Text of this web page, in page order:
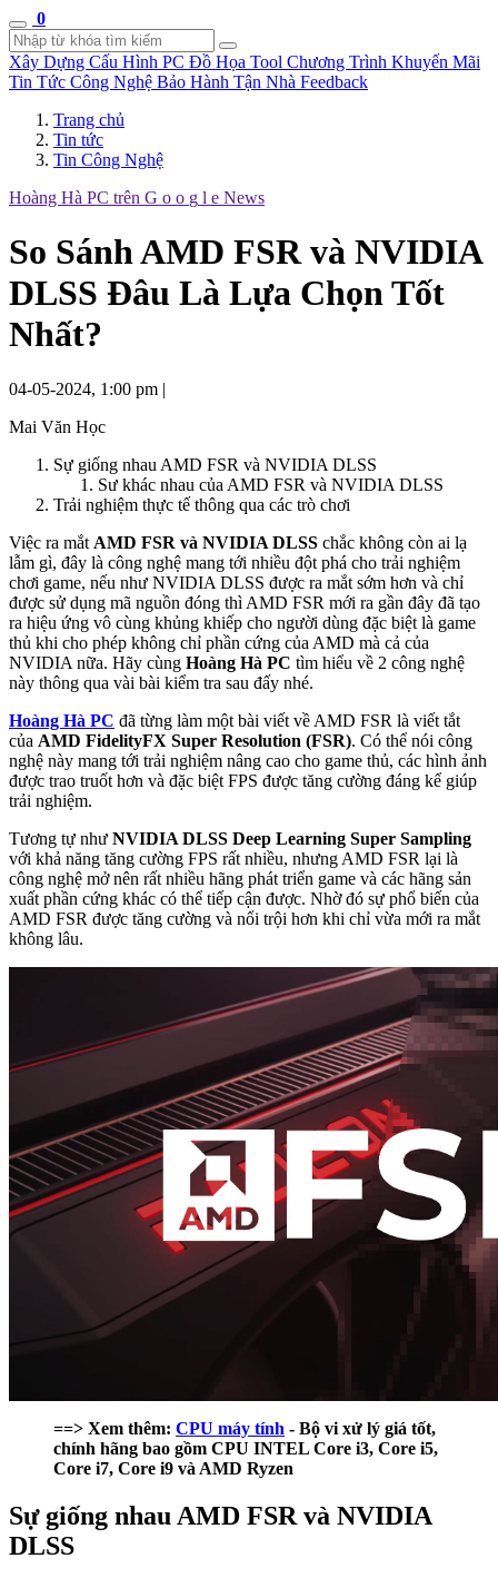
0
Xây Dựng Cấu Hình PC Đồ Họa Tool Chương Trình Khuyến Mãi
Tin Tức Công Nghệ Bảo Hành Tận Nhà Feedback
Trang chủ
Tin tức
Tin Công Nghệ
Hoàng Hà PC trên G o o g l e News
So Sánh AMD FSR và NVIDIA
DLSS Đâu Là Lựa Chọn Tốt
Nhất?
04-05-2024, 1:00 pm |
Mai Văn Học
Sự giống nhau AMD FSR và NVIDIA DLSS
Sư khác nhau của AMD FSR và NVIDIA DLSS
Trải nghiệm thực tế thông qua các trò chơi
Việc ra mắt AMD FSR và NVIDIA DLSS chắc không còn ai lạ
lẫm gì, đây là công nghệ mang tới nhiều đột phá cho trải nghiệm
chơi game, nếu như NVIDIA DLSS được ra mắt sớm hơn và chỉ
được sử dụng mã nguồn đóng thì AMD FSR mới ra gần đây đã tạo
ra hiệu ứng vô cùng khủng khiếp cho người dùng đặc biệt là game
thủ khi cho phép không chỉ phần cứng của AMD mà cả của
NVIDIA nữa. Hãy cùng Hoàng Hà PC tìm hiểu về 2 công nghệ
này thông qua vài bài kiểm tra sau đấy nhé.
Hoàng Hà PC đã từng làm một bài viết về AMD FSR là viết tắt
của AMD FidelityFX Super Resolution (FSR). Có thể nói công
nghệ này mang tới trải nghiệm nâng cao cho game thủ, các hình ảnh
được trao truốt hơn và đặc biệt FPS được tăng cường đáng kể giúp
trải nghiệm.
Tương tự như NVIDIA DLSS Deep Learning Super Sampling
với khả năng tăng cường FPS rất nhiều, nhưng AMD FSR lại là
công nghệ mở nên rất nhiều hãng phát triển game và các hãng sản
xuất phần cứng khác có thể tiếp cận được. Nhờ đó sự phổ biến của
AMD FSR được tăng cường và nổi trội hơn khi chỉ vừa mới ra mắt
không lâu.
==> Xem thêm: CPU máy tính - Bộ vi xử lý giá tốt,
chính hãng bao gồm CPU INTEL Core i3, Core i5,
Core i7, Core i9 và AMD Ryzen
Sự giống nhau AMD FSR và NVIDIA
DLSS